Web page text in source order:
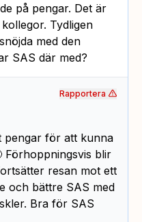
på pengar. Det är
Tydligen
med den
SAS där med?
pengar för att kunna
Förhoppningsvis blir
resan mot ett
och bättre SAS med
Bra för SAS
Rapportera